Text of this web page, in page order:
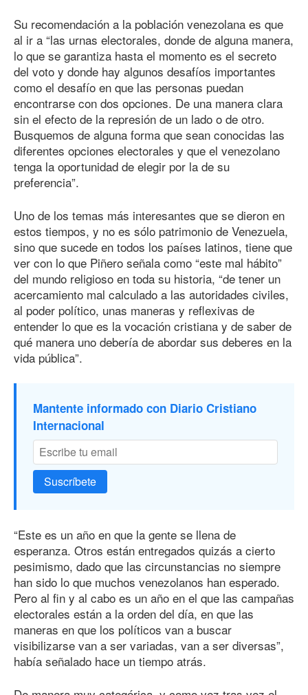
Su recomendación a la población venezolana es que
al ir a “las urnas electorales, donde de alguna manera,
lo que se garantiza hasta el momento es el secreto
del voto y donde hay algunos desafíos importantes
como el desafío en que las personas puedan
encontrarse con dos opciones. De una manera clara
sin el efecto de la represión de un lado o de otro.
Busquemos de alguna forma que sean conocidas las
diferentes opciones electorales y que el venezolano
tenga la oportunidad de elegir por la de su
preferencia”.
Uno de los temas más interesantes que se dieron en
estos tiempos, y no es sólo patrimonio de Venezuela,
sino que sucede en todos los países latinos, tiene que
ver con lo que Piñero señala como “este mal hábito”
del mundo religioso en toda su historia, “de tener un
acercamiento mal calculado a las autoridades civiles,
al poder político, unas maneras y reflexivas de
entender lo que es la vocación cristiana y de saber de
qué manera uno debería de abordar sus deberes en la
vida pública”.
Mantente informado con Diario Cristiano
Internacional
Suscríbete
“Este es un año en que la gente se llena de
esperanza. Otros están entregados quizás a cierto
pesimismo, dado que las circunstancias no siempre
han sido lo que muchos venezolanos han esperado.
Pero al fin y al cabo es un año en el que las campañas
electorales están a la orden del día, en que las
maneras en que los políticos van a buscar
visibilizarse van a ser variadas, van a ser diversas”,
había señalado hace un tiempo atrás.